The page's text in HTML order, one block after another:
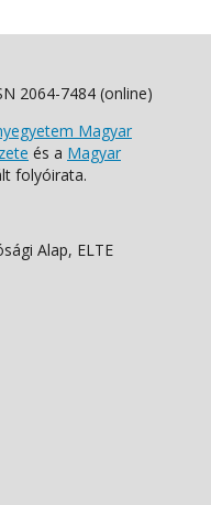
2064-7484 (online)
Magyar
és a Magyar
folyóirata.
Alap, ELTE